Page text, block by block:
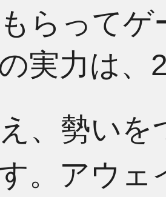
らって
実力は、
、勢い
。アウェ